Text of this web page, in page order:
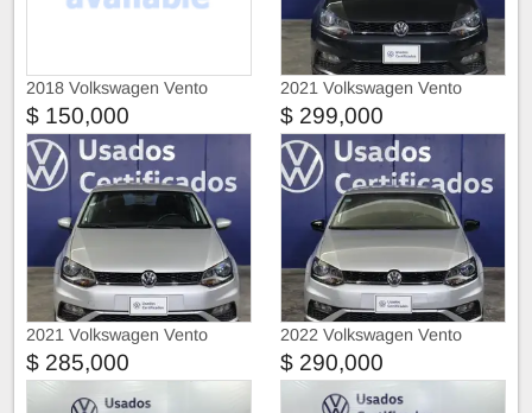
2018 Volkswagen Vento
$ 150,000
2021 Volkswagen Vento
$ 299,000
2021 Volkswagen Vento
$ 285,000
2022 Volkswagen Vento
$ 290,000